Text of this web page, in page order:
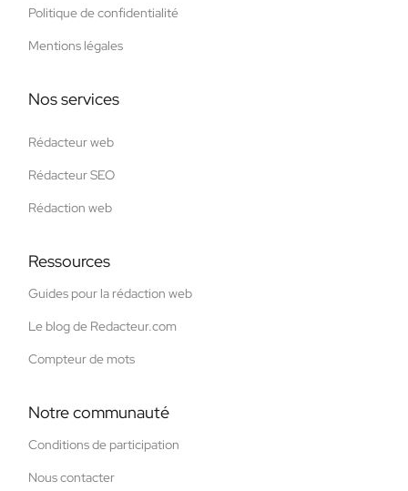
Politique de confidentialité
Mentions légales
Nos services
Rédacteur web
Rédacteur SEO
Rédaction web
Ressources
Guides pour la rédaction web
Le blog de Redacteur.com
Compteur de mots
Notre communauté
Conditions de participation
Nous contacter